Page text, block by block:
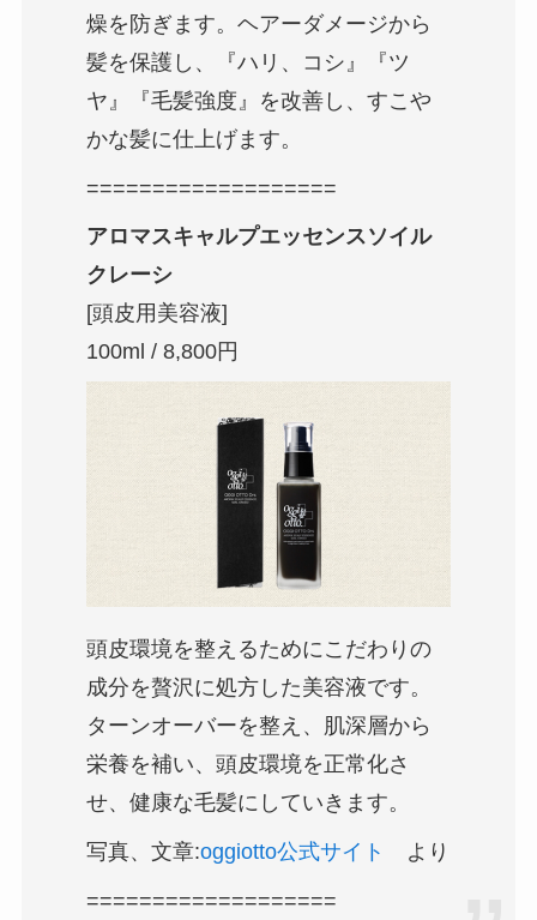
燥を防ぎます。ヘアーダメージから
髪を保護し、『ハリ、コシ』『ツ
ヤ』『毛髪強度』を改善し、すこや
かな髪に仕上げます。
===================
アロマスキャルプエッセンスソイル
クレーシ
[頭皮用美容液]
100ml / 8,800円
頭皮環境を整えるためにこだわりの
成分を贅沢に処方した美容液です。
ターンオーバーを整え、肌深層から
栄養を補い、頭皮環境を正常化さ
せ、健康な毛髪にしていきます。
写真、文章:oggiotto公式サイト より
===================